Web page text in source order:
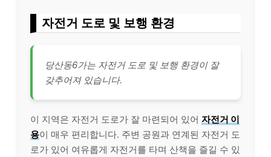
자전거 도로 및 보행 환경
당산동6가는 자전거 도로 및 보행 환경이 잘
갖추어져 있습니다.
이 지역은 자전거 도로가 잘 마련되어 있어 자전거 이
용이 매우 편리합니다. 주변 공원과 연계된 자전거 도
로가 있어 여유롭게 자전거를 타며 산책을 즐길 수 있